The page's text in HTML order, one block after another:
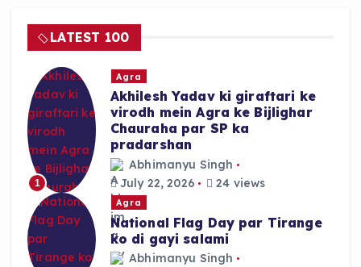
o
o
k
p
p
LATEST 100
1
Agra
Akhilesh Yadav ki giraftari ke
virodh mein Agra ke Bijlighar
Chauraha par SP ka
pradarshan
Abhimanyu Singh
July 22, 2026
24 views
Agra
National Flag Day par Tirange
ko di gayi salami
Abhimanyu Singh